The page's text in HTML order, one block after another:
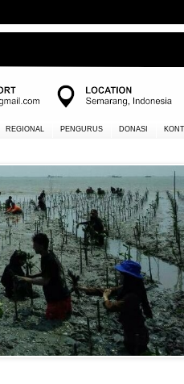
REGIONAL PENGURUS DONASI